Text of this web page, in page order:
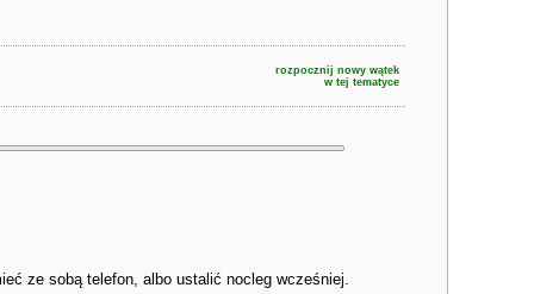
rozpocznij nowy wątek
w tej tematyce
ze sobą telefon, albo ustalić nocleg wcześniej.